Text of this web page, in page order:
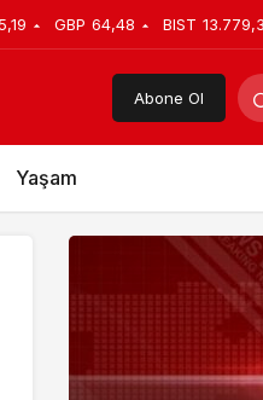
GBP 64,48 BIST
Abone Ol
Yaşam